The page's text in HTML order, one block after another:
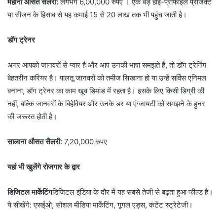
या सीजन के हिसाब से यह कमाई 15 से 20 लाख तक भी पहुंच जाती है।
डॉग ट्रेनर
अगर आपको जानवरों से प्यार है और आप उनकी भाषा समझते हैं, तो डॉग ट्रेनिंग
बेहतरीन करियर है। पालतू जानवरों को तमीज सिखाना हो या उन्हें सर्विस एनिमल
बनाना, डॉग ट्रेनर का काम खूब डिमांड में रहता है। इसके लिए किसी डिग्री की
नहीं, बल्कि जानवरों के बिहेवियर और उनके डर या एंग्जायटी को समझने के हुनर
की जरूरत होती है।
सालाना औसत सैलरी: 7,20,000 रुपए
यहां भी खुलेंगे रोजगार के द्वार
डिजिटल मार्केटिंगडिजिटल इंडिया के दौर में यह सबसे तेजी से बढ़ता हुआ फील्ड है।
ये सीखेंगे: एसईओ, सोशल मीडिया मार्केटिंग, गूगल एड्स, कंटेंट स्ट्रेटेजी।